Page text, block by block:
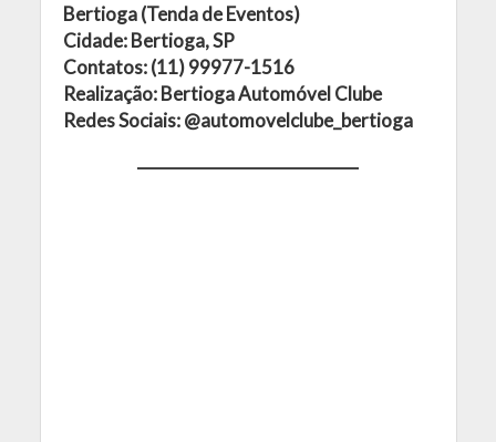
Bertioga (Tenda de Eventos)
Cidade: Bertioga, SP
Contatos: (11) 99977-1516
Realização: Bertioga Automóvel Clube
Redes Sociais: @automovelclube_bertioga